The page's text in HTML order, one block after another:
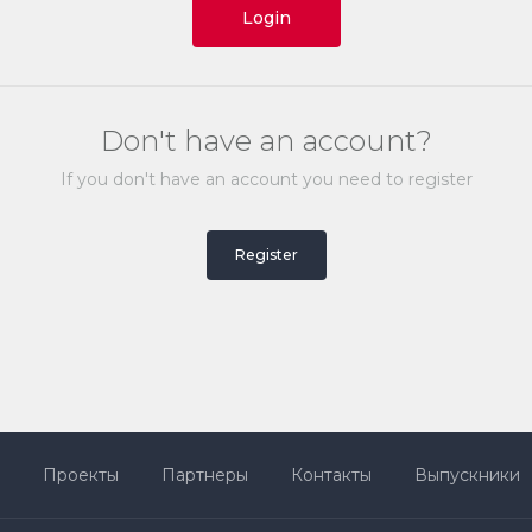
Login
Don't have an account?
If you don't have an account you need to register
Register
Проекты Партнеры Контакты Выпускники